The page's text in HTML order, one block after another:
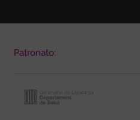
Patronato: